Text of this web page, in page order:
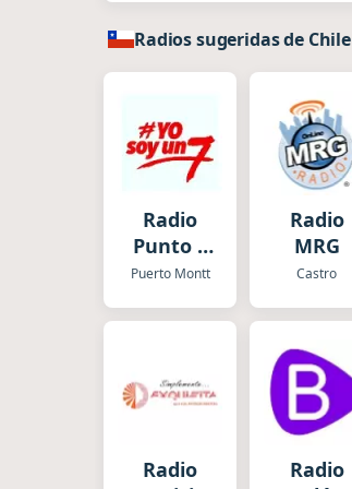
Radios sugeridas de Chile
Radio
Punto 7
Puerto
Puerto Montt
Radio
MRG
Castro
Radio
Radio